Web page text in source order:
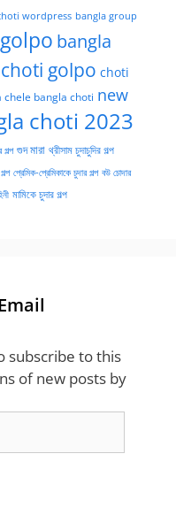
wordpress bangla group
bangla
choti golpo choti
chele bangla choti new
choti 2023
গুদ মারা থ্রীসাম চুদাচুদির গল্প
প্রেমিক-প্রেমিকাকে চুদার গল্প বউ চোদার
মামিকে চুদার গল্প
subscribe to this
of new posts by